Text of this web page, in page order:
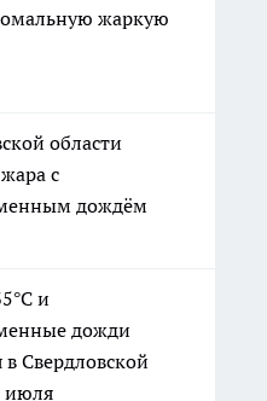
жаркую
области
с
дождём
и
дожди
Свердловской
июля